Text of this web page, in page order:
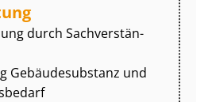
durch Sach­ver­stän­
Gebäudesubstanz und